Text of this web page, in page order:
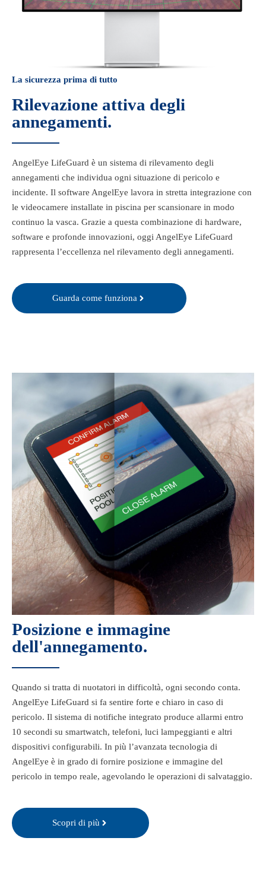
La sicurezza prima di tutto
Rilevazione attiva degli
annegamenti.
AngelEye LifeGuard è un sistema di rilevamento degli
annegamenti che individua ogni situazione di pericolo e
incidente. Il software AngelEye lavora in stretta integrazione con
le videocamere installate in piscina per scansionare in modo
continuo la vasca. Grazie a questa combinazione di hardware,
software e profonde innovazioni, oggi AngelEye LifeGuard
rappresenta l’eccellenza nel rilevamento degli annegamenti.
Guarda come funziona
Posizione e immagine
dell'annegamento.​
Quando si tratta di nuotatori in difficoltà, ogni secondo conta.
AngelEye LifeGuard si fa sentire forte e chiaro in caso di
pericolo. Il sistema di notifiche integrato produce allarmi entro
10 secondi su smartwatch, telefoni, luci lampeggianti e altri
dispositivi configurabili. In più l’avanzata tecnologia di
AngelEye è in grado di fornire posizione e immagine del
pericolo in tempo reale, agevolando le operazioni di salvataggio.
Scopri di più